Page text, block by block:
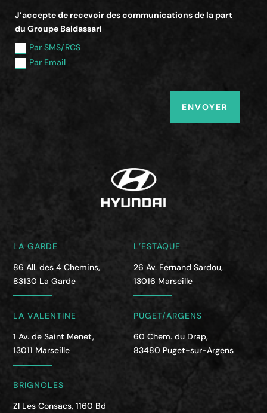
J’accepte de recevoir des communications de la part
du Groupe Baldassari
Par SMS/RCS
Par Email
ENVOYER
LA GARDE
86 All. des 4 Chemins,
83130 La Garde
LA VALENTINE
1 Av. de Saint Menet,
13011 Marseille
BRIGNOLES
ZI Les Consacs, 1160 Bd
L’ESTAQUE
26 Av. Fernand Sardou,
13016 Marseille
PUGET/ARGENS
60 Chem. du Drap,
83480 Puget-sur-Argens